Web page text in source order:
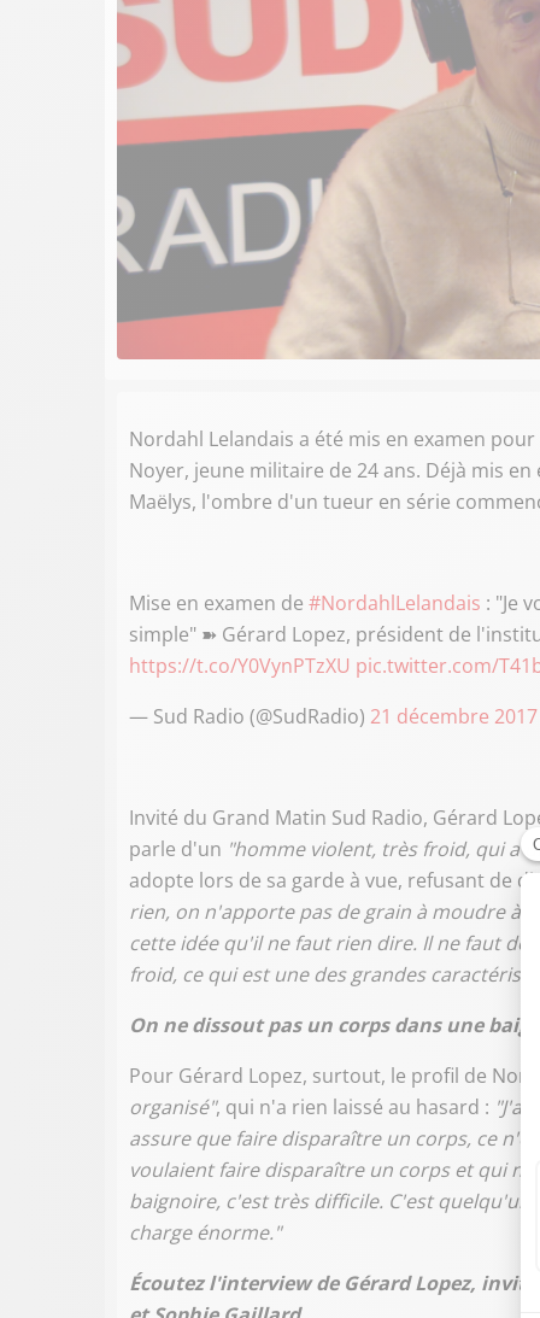
Nordahl Lelandais a été mis en examen
Noyer, jeune militaire de 24 ans. Déjà mis
Maëlys, l'ombre d'un tueur en série
Mise en examen de #NordahlLelandais : "Je
simple" ➽ Gérard Lopez, président de
https://t.co/Y0VynPTzXU pic.twitter.com/
— Sud Radio (@SudRadio) 21 décembre 2017
Invité du Grand Matin Sud Radio, Gérard
parle d'un "homme violent, très froid, qui a
adopte lors de sa garde à vue, refusant de
rien, on n'apporte pas de grain à moudre à
cette idée qu'il ne faut rien dire. Il ne faut
froid, ce qui est une des grandes
On ne dissout pas un corps dans une
Pour Gérard Lopez, surtout, le profil de
organisé", qui n'a rien laissé au hasard : "J'ai
assure que faire disparaître un corps, ce
voulaient faire disparaître un corps et qui
baignoire, c'est très difficile. C'est quelqu'un
charge énorme."
Écoutez l'interview de Gérard Lopez,